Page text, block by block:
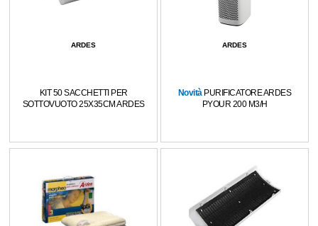
ARDES
KIT 50 SACCHETTI PER
SOTTOVUOTO 25X35CM ARDES
ARDES
Novità PURIFICATORE ARDES
PYOUR 200 M3/H